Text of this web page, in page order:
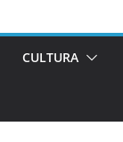
Fundación
“Alicia”</
CULTURA